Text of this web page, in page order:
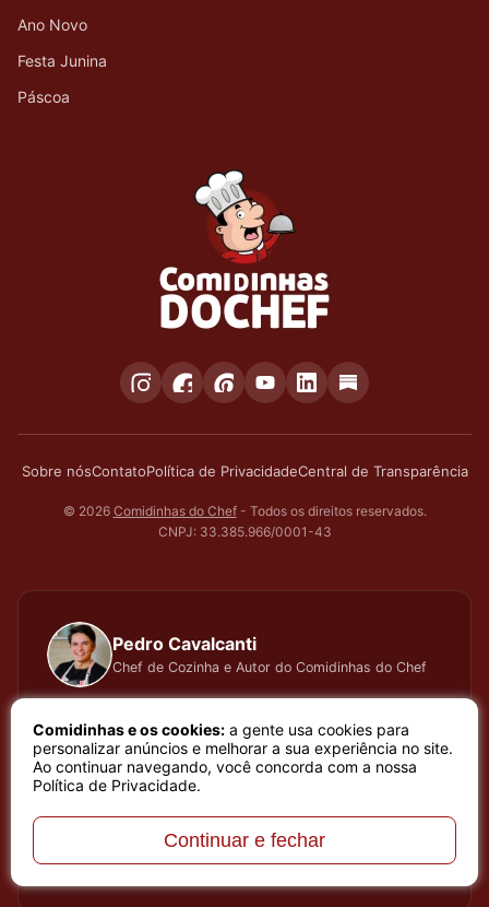
Ano Novo
Festa Junina
Páscoa
Sobre nósContatoPolítica de PrivacidadeCentral de Transparência
© 2026 Comidinhas do Chef- Todos os direitos reservados.
CNPJ: 33.385.966/0001-43
Pedro Cavalcanti
Chef de Cozinha e Autor do Comidinhas do Chef
atenção, testando cada receita que apresento, meu
trabalho é baseado em sentimento de amor e bem
estar que a arte de cozinhar proporciona. Meu nome é
Pedro Cavalcanti e sou Chef de Cozinha e Autor do
melhor site de receitas do Brasil, o site Comidinhas do
Chef.
Comidinhas e os cookies: a gente usa cookies para
personalizar anúncios e melhorar a sua experiência no site.
Ao continuar navegando, você concorda com a nossa
Política de Privacidade.
Continuar e fechar